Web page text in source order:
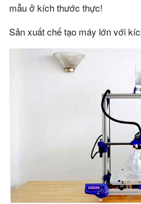
mẫu ở kích thước thực!
Sản xuất chế tạo máy lớn với